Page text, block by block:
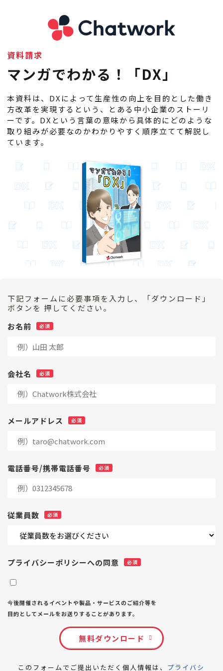
資料請求
マンガでわかる！「DX」
本資料は、DXによって生産性の向上を目的とした働き
方改革を実現するという、とある中小企業のストーリ
ーです。DXという言葉の意味から具体的にどのような
取り組みが必要なのかわかりやすく順序立てて解説し
ています。
下記フォームに必要事項を入力し、「ダウンロード」
ボタンを 押してください。
お名前
会社名
メールアドレス
電話番号/携帯電話番号
従業員数
プライバシーポリシーへの同意
今後開催されるイベントや製品・サービスのご紹介等を
目的としてメールをお送りすることがあります。
無料ダウンロード
このフォームでご提出いただく個人情報は、 プライバシ